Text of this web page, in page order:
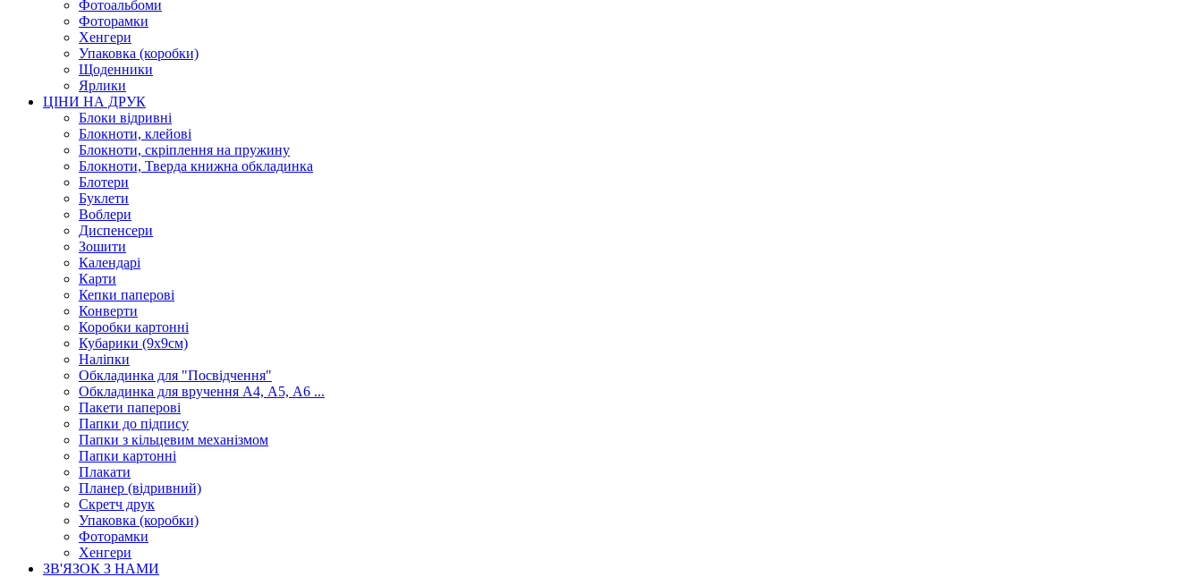
Фотоальбоми
Фоторамки
Хенгери
Упаковка (коробки)
Щоденники
Ярлики
ЦІНИ НА ДРУК
Блоки відривні
Блокноти, клейові
Блокноти, скріплення на пружину
Блокноти, Тверда книжна обкладинка
Блотери
Буклети
Воблери
Диспенсери
Зошити
Календарі
Карти
Кепки паперові
Конверти
Коробки картонні
Кубарики (9х9см)
Наліпки
Обкладинка для "Посвідчення"
Обкладинка для вручення А4, А5, А6 ...
Пакети паперові
Папки до підпису
Папки з кільцевим механізмом
Папки картонні
Плакати
Планер (відривний)
Скретч друк
Упаковка (коробки)
Фоторамки
Хенгери
ЗВ'ЯЗОК З НАМИ